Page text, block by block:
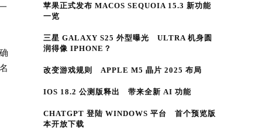
苹果正式发布 MACOS SEQUOIA 15.3 新功能
一览
三星 GALAXY S25 外型曝光 ULTRA 机身圆
润得像 IPHONE？
改变游戏规则 APPLE M5 晶片 2025 布局
IOS 18.2 公测版释出 带来全新 AI 功能
CHATGPT 登陆 WINDOWS 平台 首个预览版
本开放下载